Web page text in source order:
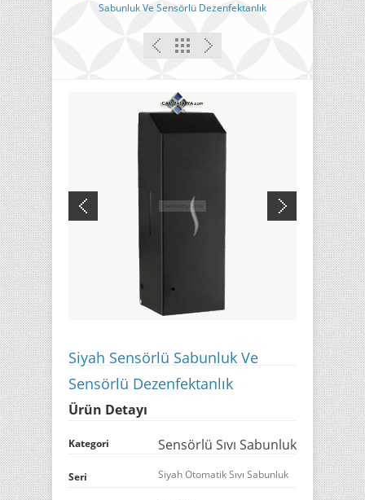
Sabunluk Ve Sensörlü Dezenfektanlık
Siyah Sensörlü Sabunluk Ve
Sensörlü Dezenfektanlık
Ürün Detayı
Kategori Sensörlü Sıvı Sabunluk
Seri Siyah Otomatik Sıvı Sabunluk